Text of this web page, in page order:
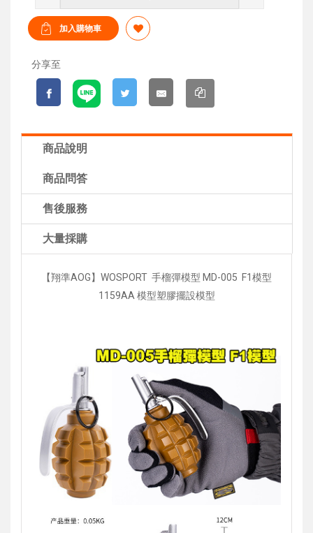
分享至
商品說明
商品問答
售後服務
大量採購
【翔準AOG】WOSPORT 手榴彈模型 MD-005 F1模型
1159AA 模型塑膠擺設模型